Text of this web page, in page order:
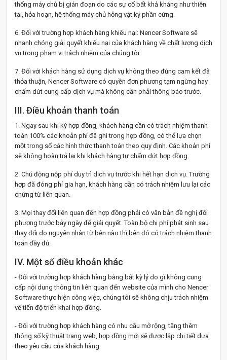
thống máy chủ bị gián đoạn do các sự cố bất khả kháng như thiên
tai, hỏa hoạn, hệ thống máy chủ hỏng vật ký phần cứng.
6. Đối với trường hợp khách hàng khiếu nại: Nencer Software sẽ
nhanh chóng giải quyết khiếu nại của khách hàng về chất lượng dịch
vụ trong phạm vi trách nhiệm của chúng tôi.
7. Đối với khách hàng sử dụng dịch vụ không theo đúng cam kết đã
thỏa thuận, Nencer Software có quyền đơn phương tạm ngừng hay
chấm dứt cung cấp dịch vụ mà không cần phải thông báo trước.
III. Điều khoản thanh toán
1. Ngay sau khi ký hợp đồng, khách hàng cần có trách nhiệm thanh
toán 100% các khoản phí đã ghi trong hợp đồng, có thể lựa chọn
một trong số các hình thức thanh toán theo quy định. Các khoản phí
sẽ không hoàn trả lại khi khách hàng tự chấm dứt hợp đồng.
2. Chủ động nộp phí duy trì dịch vụ trước khi hết hạn dịch vụ. Trường
hợp đã đóng phí gia hạn, khách hàng cần có trách nhiệm lưu lại các
chứng từ liên quan.
3. Mọi thay đổi liên quan đến hợp đồng phải có văn bản đề nghị đối
phương trước bảy ngày để giải quyết. Toàn bộ chi phí phát sinh sau
thay đổi do nguyên nhân từ bên nào thì bên đó có trách nhiệm thanh
toán đầy đủ.
IV. Một số điều khoản khác
- Đối với trường hợp khách hàng bằng bất kỳ lý do gì không cung
cấp nội dung thông tin liên quan đến website của mình cho Nencer
Software thực hiện công việc, chúng tôi sẽ không chịu trách nhiệm
về tiến độ triển khai hợp đồng.
- Đối với trường hợp khách hàng có nhu cầu mở rộng, tăng thêm
thông số kỹ thuật trang web, hợp đồng mới sẽ được lập chi tiết dựa
theo yêu cầu của khách hàng.